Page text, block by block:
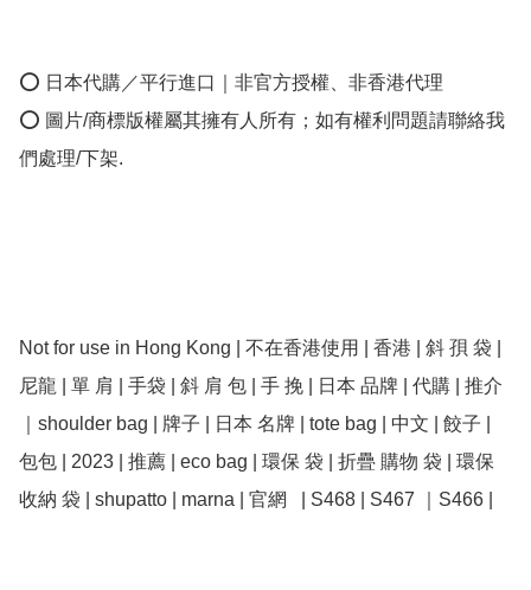
⭕ 日本代購／平行進口｜非官方授權、非香港代理
⭕ 圖片/商標版權屬其擁有人所有；如有權利問題請聯絡我
們處理/下架.
Not for use in Hong Kong | 不在香港使用 | 香港 | 斜 孭 袋 |
尼龍 | 單 肩 | 手袋 | 斜 肩 包 | 手 挽 | 日本 品牌 | 代購 | 推介
｜shoulder bag | 牌子 | 日本 名牌 | tote bag | 中文 | 餃子 |
包包 | 2023 | 推薦 | eco bag | 環保 袋 | 折疊 購物 袋 | 環保
收納 袋 | shupatto | marna | 官網   | S468 | S467 ｜S466 |